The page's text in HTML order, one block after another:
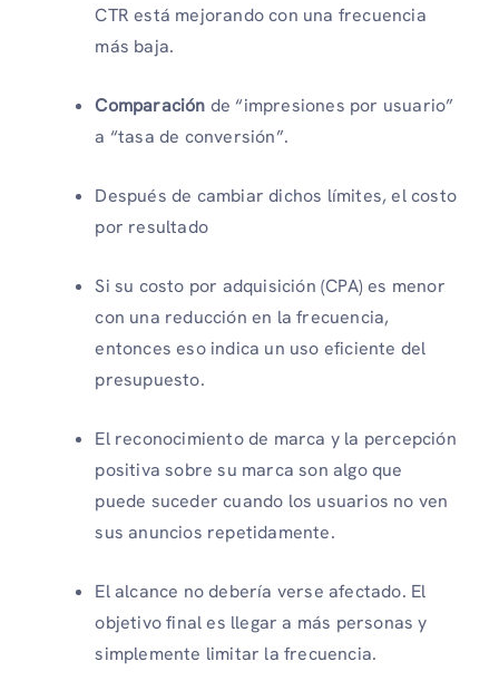
CTR está mejorando con una frecuencia
más baja.
Comparación de “impresiones por usuario”
a “tasa de conversión”.
Después de cambiar dichos límites, el costo
por resultado
Si su costo por adquisición (CPA) es menor
con una reducción en la frecuencia,
entonces eso indica un uso eficiente del
presupuesto.
El reconocimiento de marca y la percepción
positiva sobre su marca son algo que
puede suceder cuando los usuarios no ven
sus anuncios repetidamente.
El alcance no debería verse afectado. El
objetivo final es llegar a más personas y
simplemente limitar la frecuencia.